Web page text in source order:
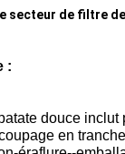
de filtre
:
douce
en